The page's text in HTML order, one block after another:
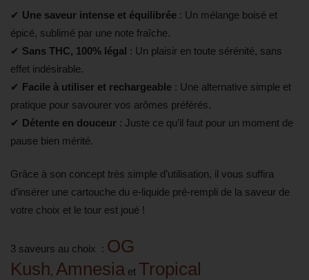
✔ Une saveur intense et équilibrée : Un mélange boisé et
épicé, sublimé par une note fraîche.
✔ Sans THC, 100% légal : Un plaisir en toute sérénité, sans
effet indésirable.
✔ Facile à utiliser et rechargeable : Une alternative simple et
pratique pour savourer vos arômes préférés.
✔ Détente en douceur : Juste ce qu’il faut pour un moment de
pause bien mérité.
Grâce à son concept très simple d’utilisation, il vous suffira
d’insérer une cartouche du e-liquide pré-rempli de la saveur de
votre choix et le tour est joué !
3 saveurs au choix : OG
Kush, Amnesia et Tropical